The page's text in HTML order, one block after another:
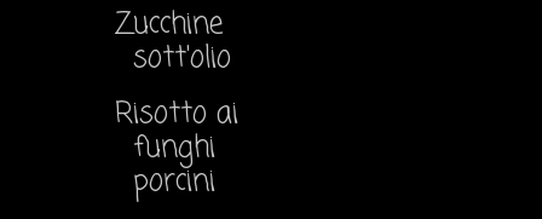
Zucchine
sott'olio
Risotto ai
funghi
porcini